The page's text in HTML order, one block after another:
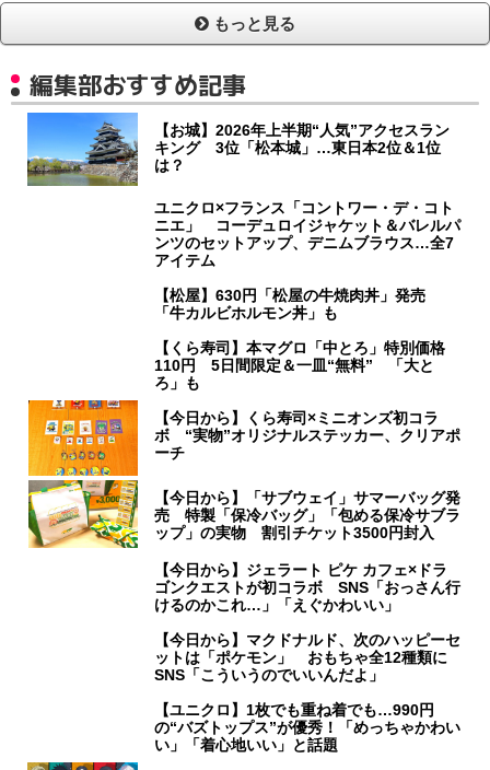
もっと見る
編集部おすすめ記事
【お城】2026年上半期“人気”アクセスラン
キング 3位「松本城」…東日本2位＆1位
は？
ユニクロ×フランス「コントワー・デ・コト
ニエ」 コーデュロイジャケット＆バレルパ
ンツのセットアップ、デニムブラウス…全7
アイテム
【松屋】630円「松屋の牛焼肉丼」発売
「牛カルビホルモン丼」も
【くら寿司】本マグロ「中とろ」特別価格
110円 5日間限定＆一皿“無料” 「大と
ろ」も
【今日から】くら寿司×ミニオンズ初コラ
ボ “実物”オリジナルステッカー、クリアポ
ーチ
【今日から】「サブウェイ」サマーバッグ発
売 特製「保冷バッグ」「包める保冷サブラ
ップ」の実物 割引チケット3500円封入
【今日から】ジェラート ピケ カフェ×ドラ
ゴンクエストが初コラボ SNS「おっさん行
けるのかこれ…」「えぐかわいい」
【今日から】マクドナルド、次のハッピーセ
ットは「ポケモン」 おもちゃ全12種類に
SNS「こういうのでいいんだよ」
【ユニクロ】1枚でも重ね着でも…990円
の“バズトップス”が優秀！「めっちゃかわい
い」「着心地いい」と話題